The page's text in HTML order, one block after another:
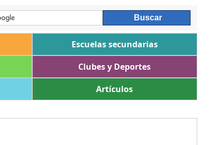
Escuelas secundarias
Clubes y Deportes
Artículos